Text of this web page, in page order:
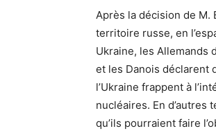
Après la décision de M.
territoire russe, en
Ukraine, les Allemands
et les Danois déclarent
l’Ukraine frappent à
nucléaires. En d’autres
qu’ils pourraient faire